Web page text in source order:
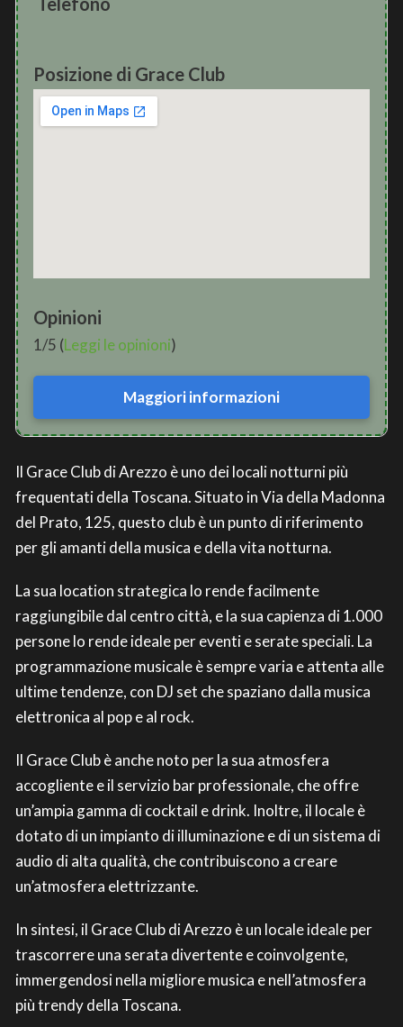
Posizione di Grace Club
Opinioni
1/5 (Leggi le opinioni)
Maggiori informazioni
Il Grace Club di Arezzo è uno dei locali notturni più
frequentati della Toscana. Situato in Via della Madonna
del Prato, 125, questo club è un punto di riferimento
per gli amanti della musica e della vita notturna.
La sua location strategica lo rende facilmente
raggiungibile dal centro città, e la sua capienza di 1.000
persone lo rende ideale per eventi e serate speciali. La
programmazione musicale è sempre varia e attenta alle
ultime tendenze, con DJ set che spaziano dalla musica
elettronica al pop e al rock.
Il Grace Club è anche noto per la sua atmosfera
accogliente e il servizio bar professionale, che offre
un’ampia gamma di cocktail e drink. Inoltre, il locale è
dotato di un impianto di illuminazione e di un sistema di
audio di alta qualità, che contribuiscono a creare
un’atmosfera elettrizzante.
In sintesi, il Grace Club di Arezzo è un locale ideale per
trascorrere una serata divertente e coinvolgente,
immergendosi nella migliore musica e nell’atmosfera
più trendy della Toscana.